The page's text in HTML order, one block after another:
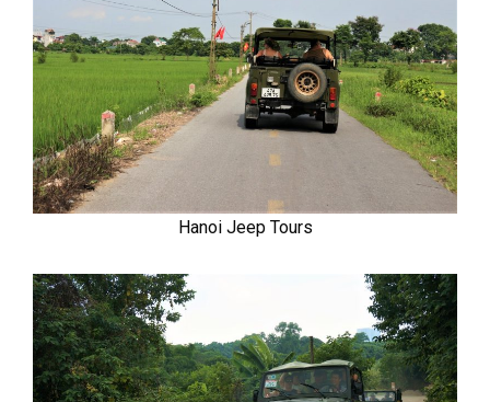
Hanoi Jeep Tours